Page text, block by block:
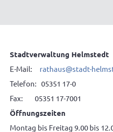
Stadtverwaltung Helmstedt
E-Mail: rathaus@stadt-
Telefon: 05351 17-0
Fax: 05351 17-7001
Öffnungszeiten
Montag bis Freitag 9.00 bis